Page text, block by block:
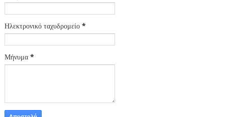
Ηλεκτρονικό ταχυδρομείο *
Μήνυμα *